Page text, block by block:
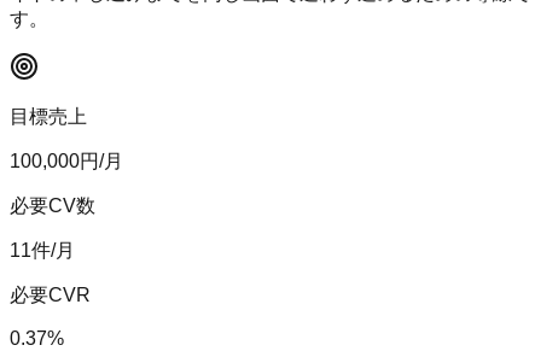
す。
目標売上
100,000円/月
必要CV数
11件/月
必要CVR
0.37%